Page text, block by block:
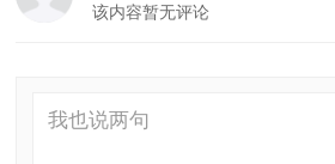
该内容暂无评论